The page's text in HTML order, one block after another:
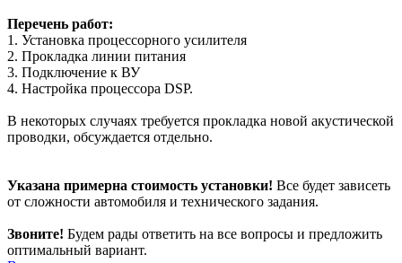
Перечень работ:
1. Установка процессорного усилителя
2. Прокладка линии питания
3. Подключение к ВУ
4. Настройка процессора DSP.
В некоторых случаях требуется прокладка новой акустической
проводки, обсуждается отдельно.
Указана примерна стоимость установки! Все будет зависеть
от сложности автомобиля и технического задания.
Звоните! Будем рады ответить на все вопросы и предложить
оптимальный вариант.